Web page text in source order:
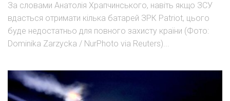
За словами Анатолія Храпчинського, навіть якщо ЗСУ
вдасться отримати кілька батарей ЗРК Patriot, цього
буде недостатньо для повного захисту країни (Фото:
Dominika Zarzycka / NurPhoto via Reuters)...